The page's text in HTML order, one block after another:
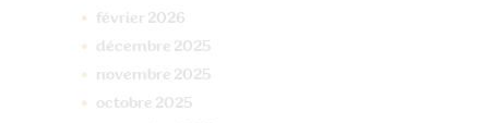
février 2026
décembre 2025
novembre 2025
octobre 2025